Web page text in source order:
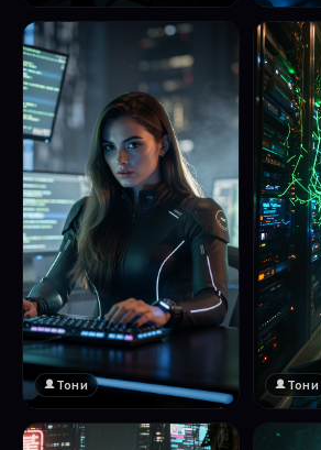
❤️
1
1
Тони
❤️
Тони